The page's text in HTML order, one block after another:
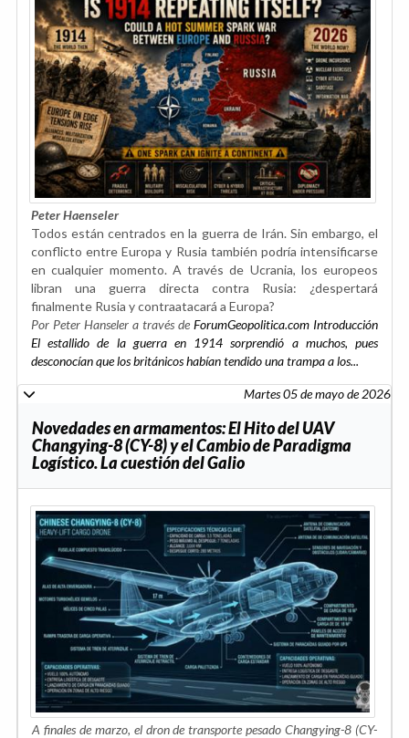
Peter Haenseler
Todos están centrados en la guerra de Irán. Sin embargo, el
conflicto entre Europa y Rusia también podría intensificarse
en cualquier momento. A través de Ucrania, los europeos
libran una guerra directa contra Rusia: ¿despertará
finalmente Rusia y contraatacará a Europa?
Por Peter Hanseler a través de ForumGeopolitica.com Introducción
El estallido de la guerra en 1914 sorprendió a muchos, pues
desconocían que los británicos habían tendido una trampa a los...
Martes 05 de mayo de 2026
Novedades en armamentos: El Hito del UAV
Changying-8 (CY-8) y el Cambio de Paradigma
Logístico. La cuestión del Galio
A finales de marzo, el dron de transporte pesado Changying-8 (CY-